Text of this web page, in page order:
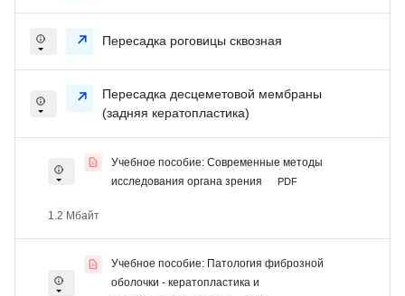
Пересадка роговицы сквозная
Пересадка десцеметовой мембраны
(задняя кератопластика)
Учебное пособие: Современные методы
исследования органа зрения
PDF
1.2 Мбайт
Учебное пособие: Патология фиброзной
оболочки - кератопластика и